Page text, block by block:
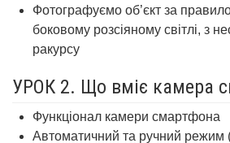
Фотографуємо об’єкт за
боковому розсіяному світлі, з
ракурсу
УРОК 2. Що вміє камера
Функціонал камери смартфона
Автоматичний та ручний режим